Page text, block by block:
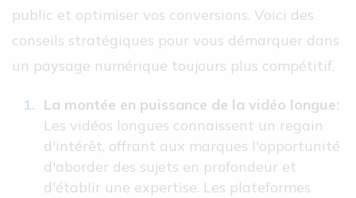
public et optimiser vos conversions. Voici des
conseils stratégiques pour vous démarquer dans
un paysage numérique toujours plus compétitif.
La montée en puissance de la vidéo longue:
Les vidéos longues connaissent un regain
d'intérêt, offrant aux marques l'opportunité
d'aborder des sujets en profondeur et
d'établir une expertise. Les plateformes